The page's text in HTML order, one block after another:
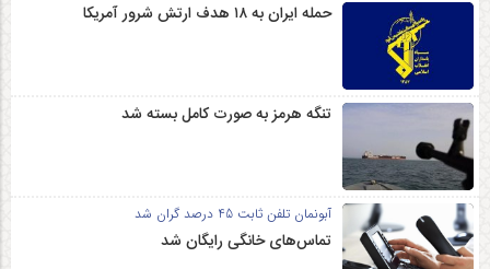
حمله ایران به ۱۸ هدف ارتش شرور آمریکا
تنگه هرمز به صورت کامل بسته شد
آبونمان تلفن ثابت 45 درصد گران شد
تماس‌های خانگی رایگان شد